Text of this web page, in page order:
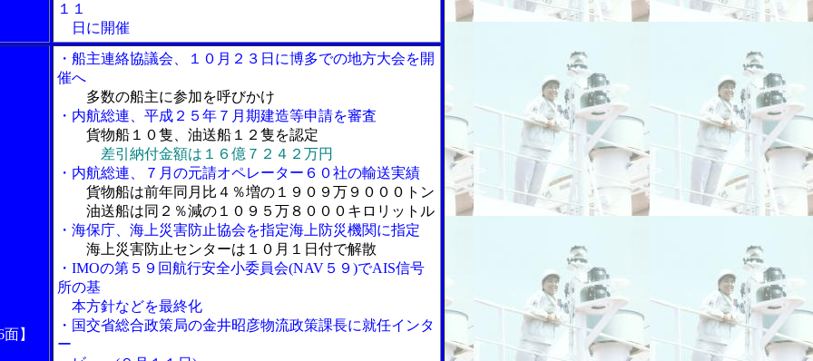
１１
日に開催
】
・船主連絡協議会、１０月２３日に博多での地方大会を開
催へ
多数の船主に参加を呼びかけ
・内航総連、平成２５年７月期建造等申請を審査
貨物船１０隻、油送船１２隻を認定
差引納付金額は１６億７２４２万円
・内航総連、７月の元請オペレーター６０社の輸送実績
貨物船は前年同月比４％増の１９０９万９０００トン
油送船は同２％減の１０９５万８０００キロリットル
・海保庁、海上災害防止協会を指定海上防災機関に指定
海上災害防止センターは１０月１日付で解散
・IMOの第５９回航行安全小委員会(NAV５９)でAIS信号
所の基
本方針などを最終化
・国交省総合政策局の金井昭彦物流政策課長に就任インタ
ー